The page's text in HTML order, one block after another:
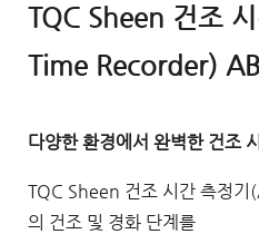
TQC Sheen 건조
Time Recorder)
다양한 환경에서 완벽한 건조
TQC Sheen 건조 시간 측정
의 건조 및 경화 단계를